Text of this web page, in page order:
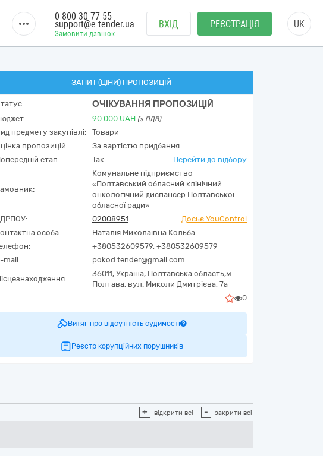
Замовити дзвінок
0 800 30 77 55
support@e-tender.ua ВХІД РЕЄСТРАЦІЯ UK
ЗАПИТ (ЦІНИ) ПРОПОЗИЦІЙ
ОЧІКУВАННЯ ПРОПОЗИЦІЙ
90 000 UAH (з ПДВ)
предмету закупівлі:
Товари
пропозицій:
За вартістю придбання
етап:
Так Перейти до відбору
Комунальне підприємство
«Полтавський обласний клінічний
онкологічний диспансер Полтавської
обласної ради»
02008951
Досьє YouControl
особа:
Наталія Миколаївна Кольба
+380532609579, +380532609579
mail:
pokod.tender@gmail.com
36011, Україна, Полтавська область,м.
Полтава, вул. Миколи Дмитрієва, 7а
0
Витяг про відсутність судимості
Реєстр корупційних порушників
+ відкрити всі - закрити всі